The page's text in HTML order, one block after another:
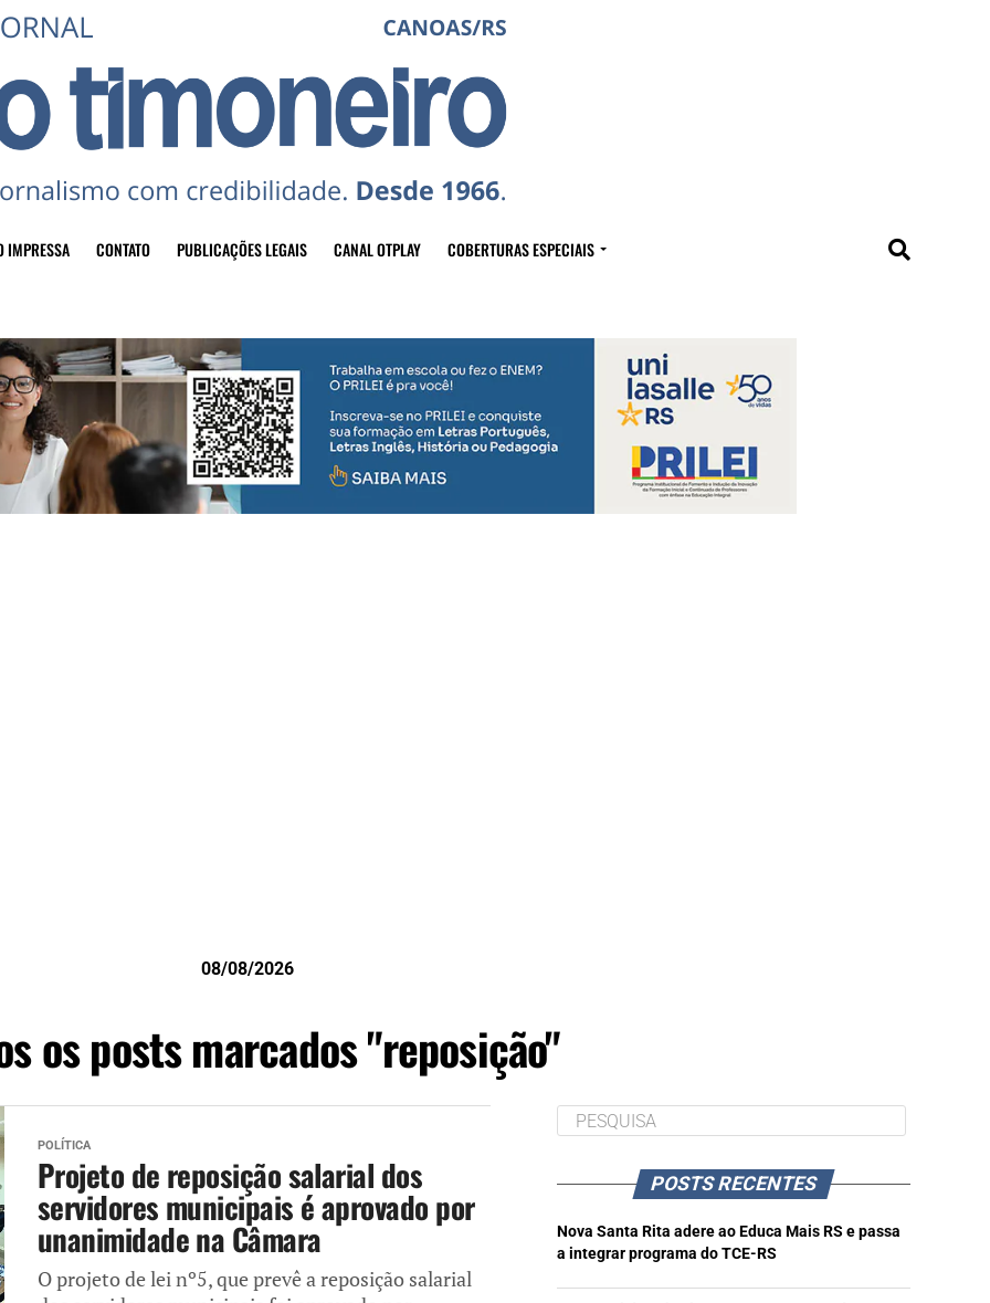
IMPRESSA CONTATO PUBLICAÇÕES LEGAIS CANAL OTPLAY COBERTURAS ESPECIAIS
08/08/2026
os posts marcados "reposição"
POLÍTICA
Projeto de reposição salarial dos
servidores municipais é aprovado por
unanimidade na Câmara
O projeto de lei nº5, que prevê a reposição salarial
POSTS RECENTES
Nova Santa Rita adere ao Educa Mais RS e passa
a integrar programa do TCE-RS